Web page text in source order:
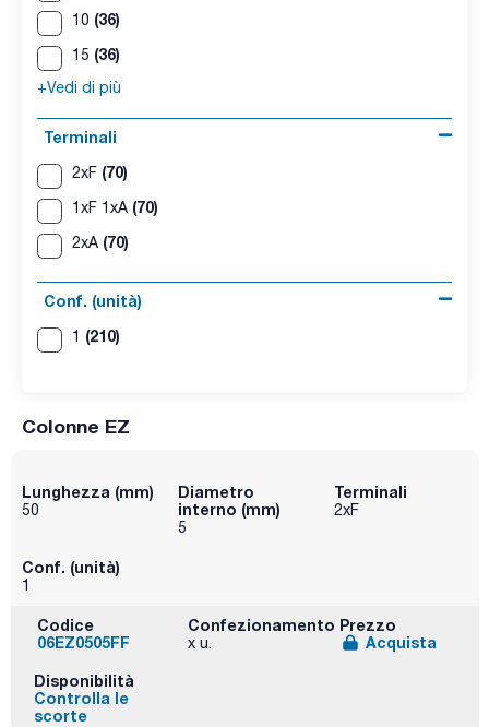
10 (36)
15 (36)
+Vedi di più
Terminali
2xF (70)
1xF 1xA (70)
2xA (70)
Conf. (unità)
1 (210)
Colonne EZ
Lunghezza (mm)
50
Diametro
interno (mm)
5
Terminali
2xF
Conf. (unità)
1
Codice
06EZ0505FF
Confezionamento
x u.
Prezzo
Acquista
Disponibilità
Controlla le
scorte